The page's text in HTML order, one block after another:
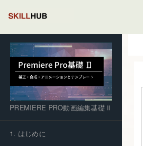
PREMIERE PRO動画編集基礎 Ⅱ
1. はじめに